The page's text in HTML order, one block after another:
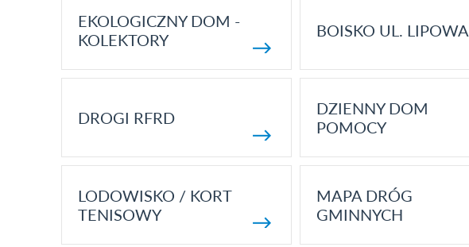
EKOLOGICZNY DOM -
KOLEKTORY
BOISKO UL. LIPOWA
DROGI RFRD
DZIENNY DOM
POMOCY
LODOWISKO / KORT
TENISOWY
MAPA DRÓG
GMINNYCH